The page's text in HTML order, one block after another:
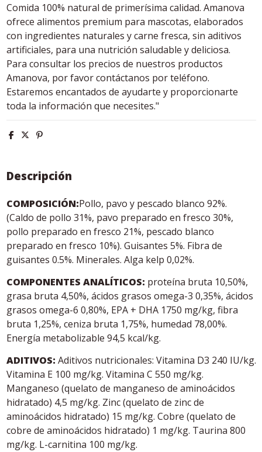
Comida 100% natural de primerísima calidad. Amanova
ofrece alimentos premium para mascotas, elaborados
con ingredientes naturales y carne fresca, sin aditivos
artificiales, para una nutrición saludable y deliciosa.
Para consultar los precios de nuestros productos
Amanova, por favor contáctanos por teléfono.
Estaremos encantados de ayudarte y proporcionarte
toda la información que necesites."
Descripción
COMPOSICIÓN:Pollo, pavo y pescado blanco 92%.
(Caldo de pollo 31%, pavo preparado en fresco 30%,
pollo preparado en fresco 21%, pescado blanco
preparado en fresco 10%). Guisantes 5%. Fibra de
guisantes 0.5%. Minerales. Alga kelp 0,02%.
COMPONENTES ANALÍTICOS: proteína bruta 10,50%,
grasa bruta 4,50%, ácidos grasos omega-3 0,35%, ácidos
grasos omega-6 0,80%, EPA + DHA 1750 mg/kg, fibra
bruta 1,25%, ceniza bruta 1,75%, humedad 78,00%.
Energía metabolizable 94,5 kcal/kg.
ADITIVOS: Aditivos nutricionales: Vitamina D3 240 IU/kg.
Vitamina E 100 mg/kg. Vitamina C 550 mg/kg.
Manganeso (quelato de manganeso de aminoácidos
hidratado) 4,5 mg/kg. Zinc (quelato de zinc de
aminoácidos hidratado) 15 mg/kg. Cobre (quelato de
cobre de aminoácidos hidratado) 1 mg/kg. Taurina 800
mg/kg. L-carnitina 100 mg/kg.